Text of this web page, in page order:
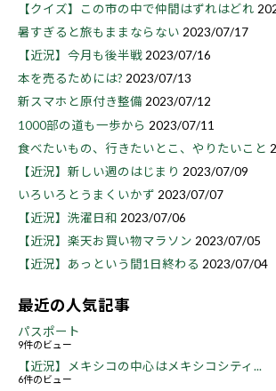
【クイズ】この市の中で仲間はずれはどれ
暑すぎると旅もままならない 2023/07/17
【近況】今月も後半戦 2023/07/16
本を売るためには? 2023/07/13
新スマホと原付き整備2023/07/12
1000部の道も一歩から 2023/07/11
食べたいもの、行きたいとこ、やりたいこと
【近況】新しい週のはじまり 2023/07/09
いろいろとうまくいかず 2023/07/07
【近況】洗濯日和 2023/07/06
【近況】楽天お買い物マラソン 2023/07/05
【近況】あっという間1日終わる 2023/07/04
最近の人気記事
パスポート
9件のビュー
【近況】メキシコの中心はメキシコシティ...
6件のビュー